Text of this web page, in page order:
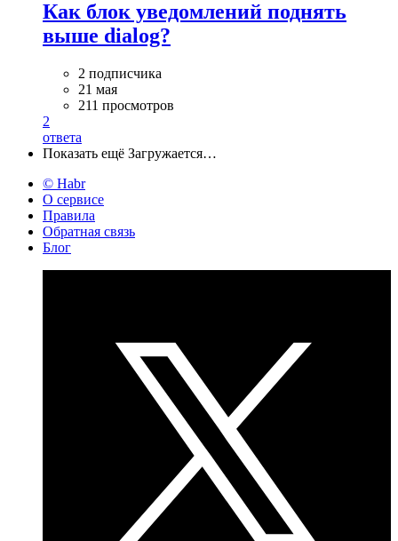
Как блок уведомлений поднять
выше dialog?
2 подписчика
21 мая
211 просмотров
2
ответа
Показать ещё Загружается…
© Habr
О сервисе
Правила
Обратная связь
Блог